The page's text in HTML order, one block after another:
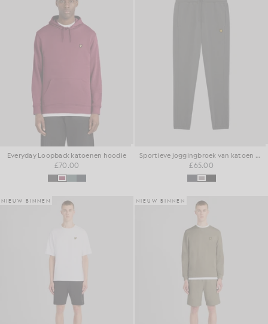
Everyday Loopback katoenen hoodie
£70.00
Sportieve joggingbroek van katoen met loopback-effect
£65.00
NIEUW BINNEN NIEUW BINNEN